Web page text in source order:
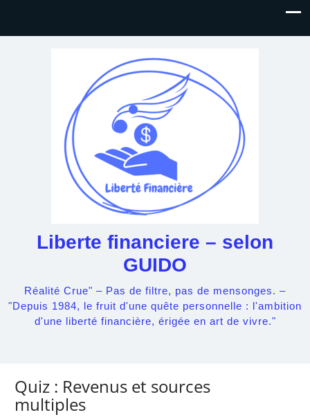
Liberte financiere – selon
GUIDO
Réalité Crue" – Pas de filtre, pas de mensonges. –
"Depuis 1984, le fruit d'une quête personnelle : l'ambition
d'une liberté financière, érigée en art de vivre."
Quiz : Revenus et sources
multiples